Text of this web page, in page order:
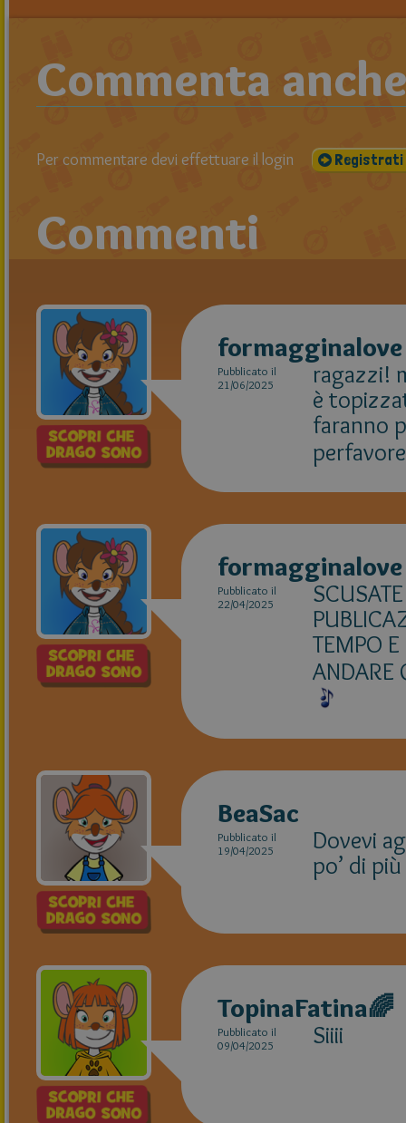
Commenta
Per commentare devi effettuare il login Registrati
Commenti
formagginalove
Pubblicato il
21/06/2025
ragazzi!
è
faranno
formagginalove
Pubblicato il
22/04/2025
TEMPO
ANDARE
BeaSac
Pubblicato il
19/04/2025
Dovevi
po’ di
TopinaFatina🌈
Pubblicato il
09/04/2025
Siiii